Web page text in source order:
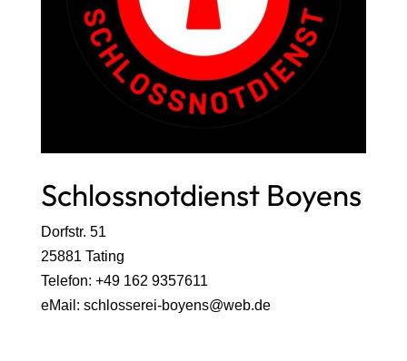
Schlossnotdienst Boyens
Dorfstr. 51
25881 Tating
Telefon: +49 162 9357611
eMail: schlosserei-boyens@web.de